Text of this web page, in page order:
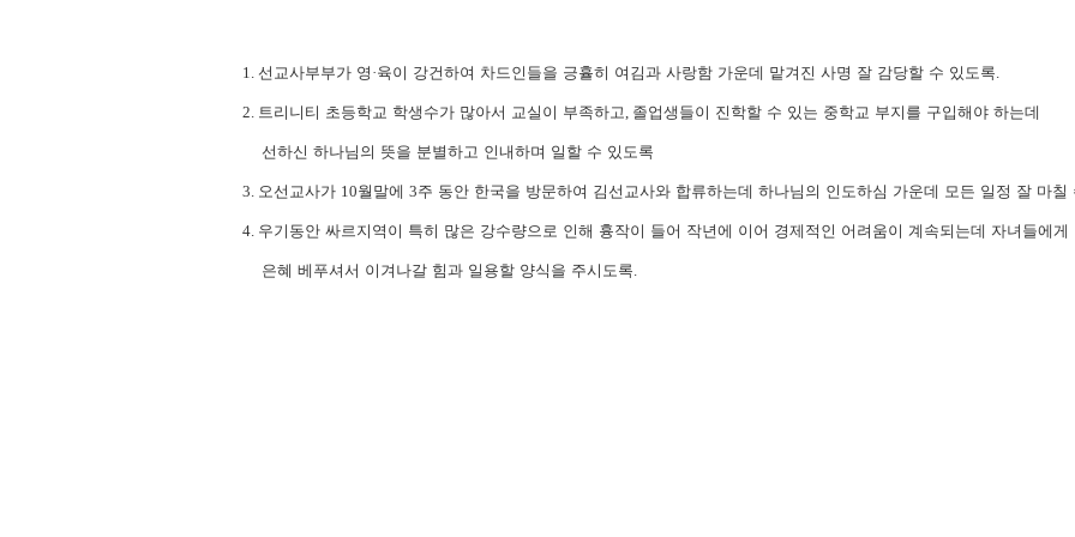
1. 선교사부부가 영 ·육이 강건하여 차드인들을 긍휼히 여김과 사랑함 가운데 맡겨진 사명 잘 감당할 수 있도록.
2. 트리니티 초등학교 학생수가 많아서 교실이 부족하고, 졸업생들이 진학할 수 있는 중학교 부지를 구입해야 하는데
선하신 하나님의 뜻을 분별하고 인내하며 일할 수 있도록
3. 오선교사가 10월말에 3주 동안 한국을 방문하여 김선교사와 합류하는데 하나님의 인도하심 가운데 모든 일정 잘 마칠
4. 우기동안 싸르지역이 특히 많은 강수량으로 인해 흉작이 들어 작년에 이어 경제적인 어려움이 계속되는데 자녀들에게
은혜 베푸셔서 이겨나갈 힘과 일용할 양식을 주시도록.